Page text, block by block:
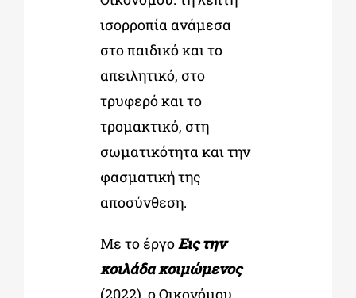
ισορροπία ανάμεσα
στο παιδικό και το
απειλητικό, στο
τρυφερό και το
τρομακτικό, στη
σωματικότητα και την
φασματική της
αποσύνθεση.
Με το έργοΕις την
κοιλάδα κοιμώμενος
(2022), ο Οικονόμου